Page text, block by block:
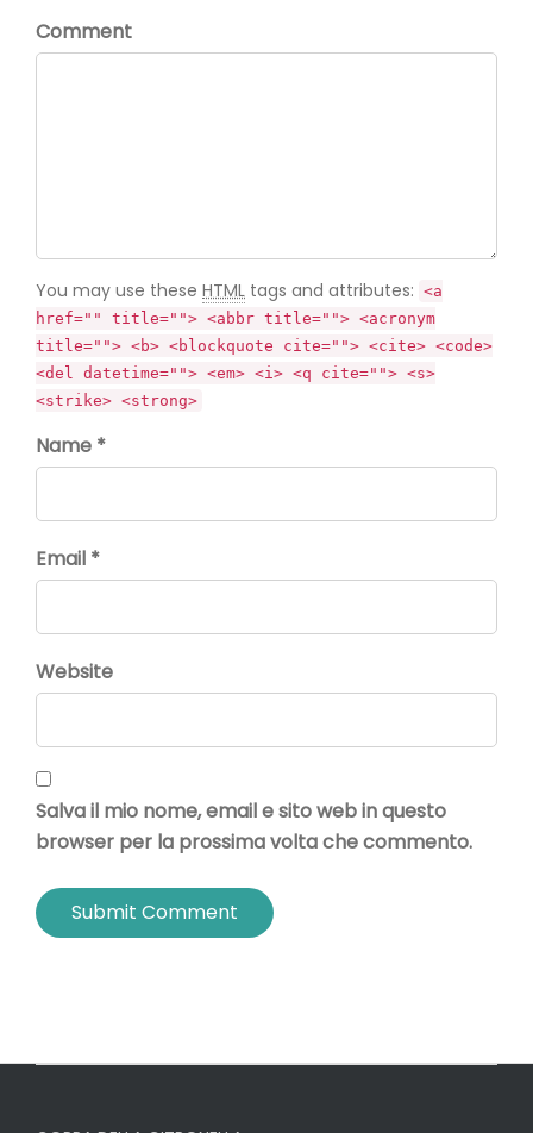
Comment
You may use these HTML tags and attributes: <a
href="" title=""> <abbr title=""> <acronym
title=""> <b> <blockquote cite=""> <cite> <code>
<del datetime=""> <em> <i> <q cite=""> <s>
<strike> <strong>
Name *
Email *
Website
Salva il mio nome, email e sito web in questo
browser per la prossima volta che commento.